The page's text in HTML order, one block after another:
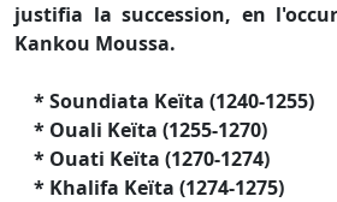
justifia la succession, en
Kankou Moussa.
* Soundiata Keïta (1240-1255)
* Ouali Keïta (1255-1270)
* Ouati Keïta (1270-1274)
* Khalifa Keïta (1274-1275)